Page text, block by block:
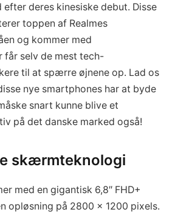
deres kinesiske debut. Disse
toppen af Realmes
og kommer med
får selv de mest tech-
til at spærre øjnene op. Lad os
nye smartphones har at byde
snart kunne blive et
på det danske marked også!
skærmteknologi
med en gigantisk 6,8″ FHD+
opløsning på 2800 x 1200 pixels.